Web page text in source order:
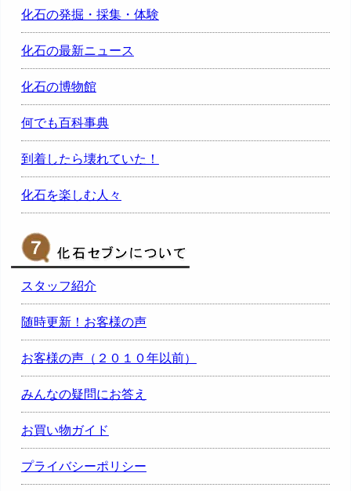
化石の発掘・採集・体験
化石の最新ニュース
化石の博物館
何でも百科事典
到着したら壊れていた！
化石を楽しむ人々
スタッフ紹介
随時更新！お客様の声
お客様の声（２０１０年以前）
みんなの疑問にお答え
お買い物ガイド
プライバシーポリシー